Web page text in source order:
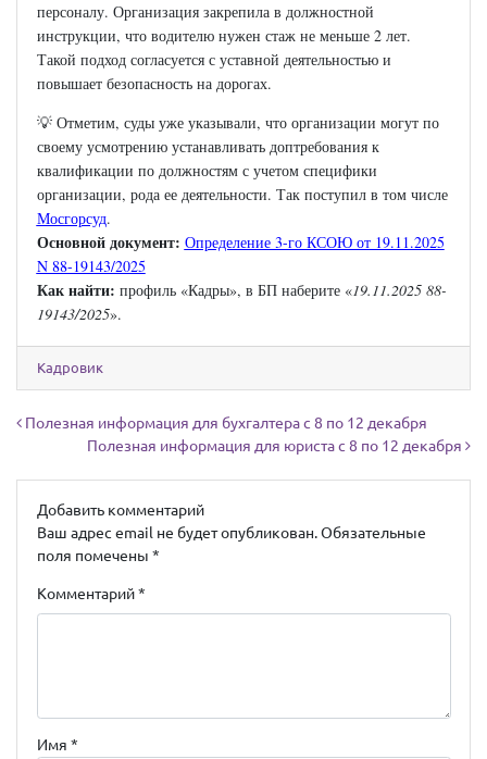
персоналу. Организация закрепила в должностной
инструкции, что водителю нужен стаж не меньше 2 лет.
Такой подход согласуется с уставной деятельностью и
повышает безопасность на дорогах.
💡 Отметим, суды уже указывали, что организации могут по
своему усмотрению устанавливать доптребования к
квалификации по должностям с учетом специфики
организации, рода ее деятельности. Так поступил в том числе
Мосгорсуд.
Основной документ: Определение 3-го КСОЮ от 19.11.2025
N 88-19143/2025
Как найти: профиль «Кадры», в БП наберите «19.11.2025 88-
19143/2025».
Кадровик
Навигация по записям
Полезная информация для бухгалтера с 8 по 12 декабря
Полезная информация для юриста с 8 по 12 декабря
Добавить комментарий
Ваш адрес email не будет опубликован. Обязательные
поля помечены *
Комментарий*
Имя *